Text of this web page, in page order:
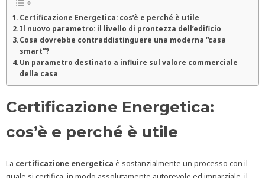
Certificazione Energetica: cos’è e perché è utile
Il nuovo parametro: il livello di prontezza dell’edificio
Cosa dovrebbe contraddistinguere una moderna “casa
smart”?
Un parametro destinato a influire sul valore commerciale
della casa
Certificazione Energetica:
cos’è e perché è utile
La certificazione energetica è sostanzialmente un processo con il